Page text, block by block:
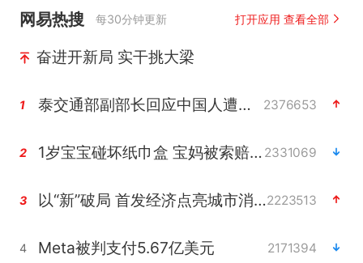
网易热搜 每30分钟更新 打开应用 查看全部
奋进开新局 实干挑大梁
1 泰交通部副部长回应中国人遭歧视手势 2376653
2 1岁宝宝碰坏纸巾盒 宝妈被索赔924元 2331069
3 以“新”破局 首发经济点亮城市消费活力2223513
4 Meta被判支付5.67亿美元 2171394